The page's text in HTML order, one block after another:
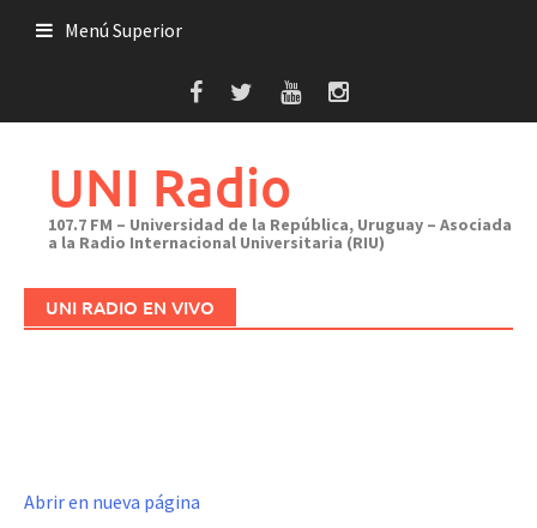
Menú Superior
UNI Radio
107.7 FM – Universidad de la República, Uruguay – Asociada
a la Radio Internacional Universitaria (RIU)
UNI RADIO EN VIVO
Abrir en nueva página